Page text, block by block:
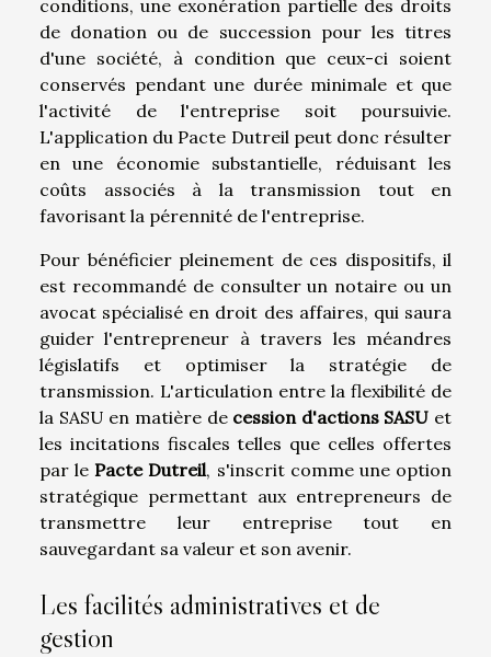
conditions, une exonération partielle des droits
de donation ou de succession pour les titres
d'une société, à condition que ceux-ci soient
conservés pendant une durée minimale et que
l'activité de l'entreprise soit poursuivie.
L'application du Pacte Dutreil peut donc résulter
en une économie substantielle, réduisant les
coûts associés à la transmission tout en
favorisant la pérennité de l'entreprise.
Pour bénéficier pleinement de ces dispositifs, il
est recommandé de consulter un notaire ou un
avocat spécialisé en droit des affaires, qui saura
guider l'entrepreneur à travers les méandres
législatifs et optimiser la stratégie de
transmission. L'articulation entre la flexibilité de
la SASU en matière de cession d'actions SASU et
les incitations fiscales telles que celles offertes
par lePacte Dutreil, s'inscrit comme une option
stratégique permettant aux entrepreneurs de
transmettre leur entreprise tout en
sauvegardant sa valeur et son avenir.
Les facilités administratives et de
gestion